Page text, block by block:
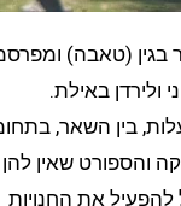
בגין (טאבה)
ולירדן באילת.
בין השאר,
והספורט שאין
להפעיל את החנויות